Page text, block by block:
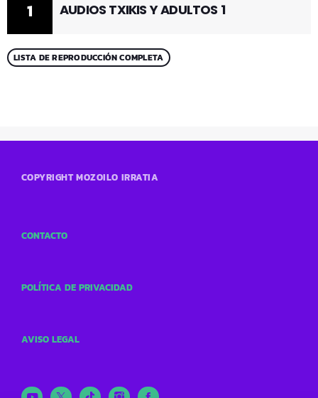
1 AUDIOS TXIKIS Y ADULTOS 1
LISTA DE REPRODUCCIÓN COMPLETA
COPYRIGHT MOZOILO IRRATIA
CONTACTO
POLÍTICA DE PRIVACIDAD
AVISO LEGAL